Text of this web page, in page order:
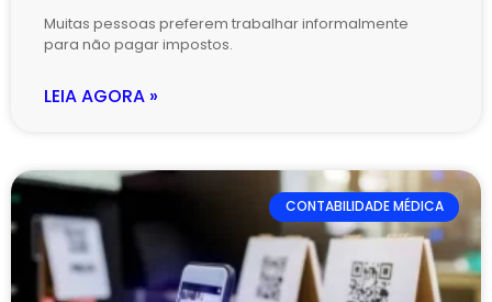
Muitas pessoas preferem trabalhar informalmente
para não pagar impostos.
LEIA AGORA »
CONTABILIDADE MÉDICA